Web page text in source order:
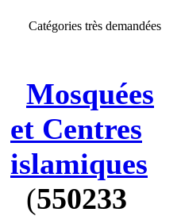
Catégories très demandées
Mosquées
et Centres
islamiques
(550233